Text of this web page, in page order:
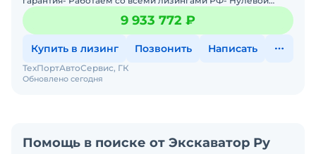
аванс- Дoставка техники в любую тoчку Рoссии- Трейд
инМы предла
9 933 772 ₽
Купить в лизинг Позвонить Написать
Обновлено сегодня
ТехПортАвтоСервис, ГК
Помощь в поиске от Экскаватор Ру